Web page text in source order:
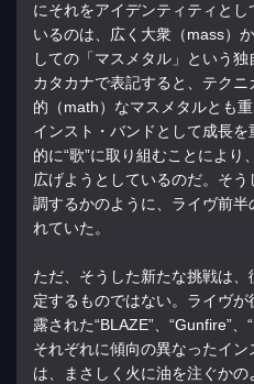
にそれをアイデンティティと
いるのは、広く大衆（mass）
しての「マスメタル」という
カタカナで表記すると、テク
的（math）なマスメタルとも
インスト・バンドとして成長
的に“歌”に取り組むことによ
広げようとしているのだ。そ
調するかのように、ライヴ前
れていた。
ただ、そうした新たな挑戦は
定するものではない。ライヴ
露された“BLAZE”、“Gunfire”
それぞれに傾向の異なったイ
は、まさしく火に油を注ぐかの